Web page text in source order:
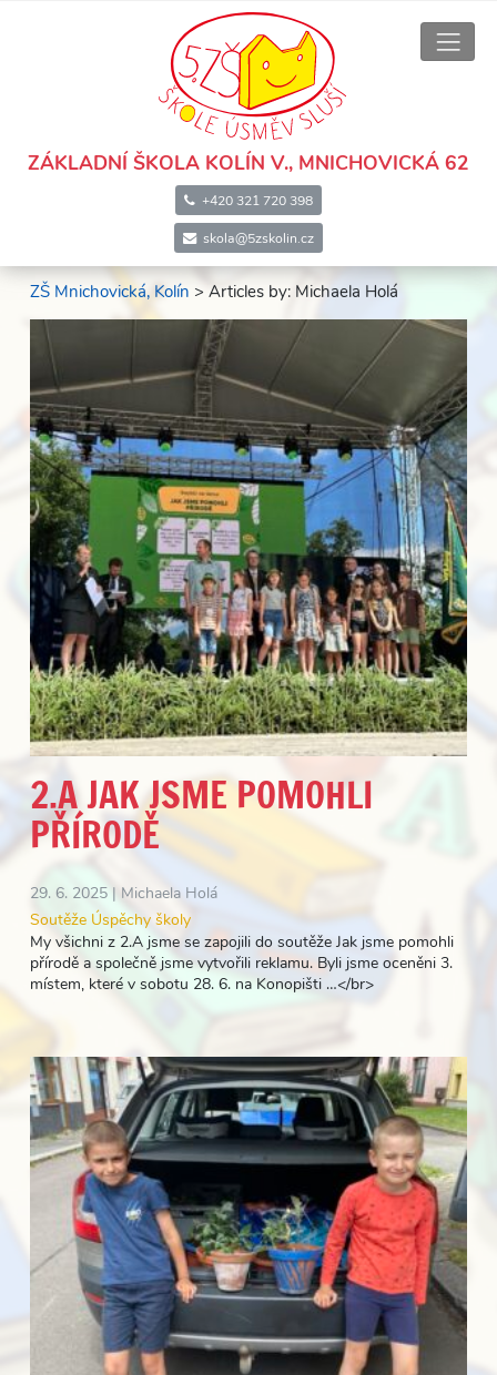
ZÁKLADNÍ ŠKOLA KOLÍN V., MNICHOVICKÁ 62
+420 321 720 398
skola@5zskolin.cz
ZŠ Mnichovická, Kolín > Articles by: Michaela Holá
2.A JAK JSME POMOHLI
PŘÍRODĚ
29. 6. 2025 | Michaela Holá
Soutěže Úspěchy školy
My všichni z 2.A jsme se zapojili do soutěže Jak jsme pomohli
přírodě a společně jsme vytvořili reklamu. Byli jsme oceněni 3.
místem, které v sobotu 28. 6. na Konopišti …</br>